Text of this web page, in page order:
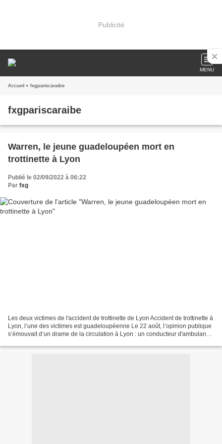
Publicité
MENU
Accueil » fxgpariscaraibe
fxgpariscaraibe
Warren, le jeune guadeloupéen mort en
trottinette à Lyon
Publié le 02/09/2022 à 06:22
Par fxg
Les deux victimes de l'accident de trottinette de Lyon Accident de trottinette à
Lyon, l’une des victimes est guadeloupéenne Le 22 août, l’opinion publique
s’émouvait d’un drame de la circulation à Lyon : un conducteur d'ambulance